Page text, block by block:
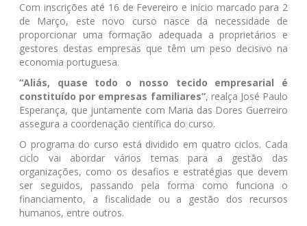
Com inscrições até 16 de Fevereiro e início marcado para 2
de Março, este novo curso nasce da necessidade de
proporcionar uma formação adequada a proprietários e
gestores destas empresas que têm um peso decisivo na
economia portuguesa.
“Aliás, quase todo o nosso tecido empresarial é
constituído por empresas familiares”, realça José Paulo
Esperança, que juntamente com Maria das Dores Guerreiro
assegura a coordenação científica do curso.
O programa do curso está dividido em quatro ciclos. Cada
ciclo vai abordar vários temas para a gestão das
organizações, como os desafios e estratégias que devem
ser seguidos, passando pela forma como funciona o
financiamento, a fiscalidade ou a gestão dos recursos
humanos, entre outros.